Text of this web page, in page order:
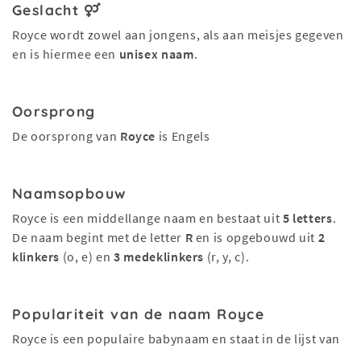
Geslacht
Royce wordt zowel aan jongens, als aan meisjes gegeven
en is hiermee een unisex naam.
Oorsprong
De oorsprong van Royce is Engels
Naamsopbouw
Royce is een middellange naam en bestaat uit 5 letters.
De naam begint met de letter R en is opgebouwd uit 2
klinkers (o, e) en3 medeklinkers (r, y, c).
Populariteit van de naam Royce
Royce is een populaire babynaam en staat in de lijst van